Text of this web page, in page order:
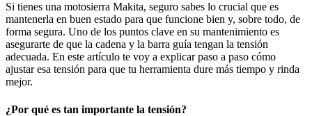
Si tienes una motosierra Makita, seguro sabes lo crucial que es
mantenerla en buen estado para que funcione bien y, sobre todo, de
forma segura. Uno de los puntos clave en su mantenimiento es
asegurarte de que la cadena y la barra guía tengan la tensión
adecuada. En este artículo te voy a explicar paso a paso cómo
ajustar esa tensión para que tu herramienta dure más tiempo y rinda
mejor.
¿Por qué es tan importante la tensión?